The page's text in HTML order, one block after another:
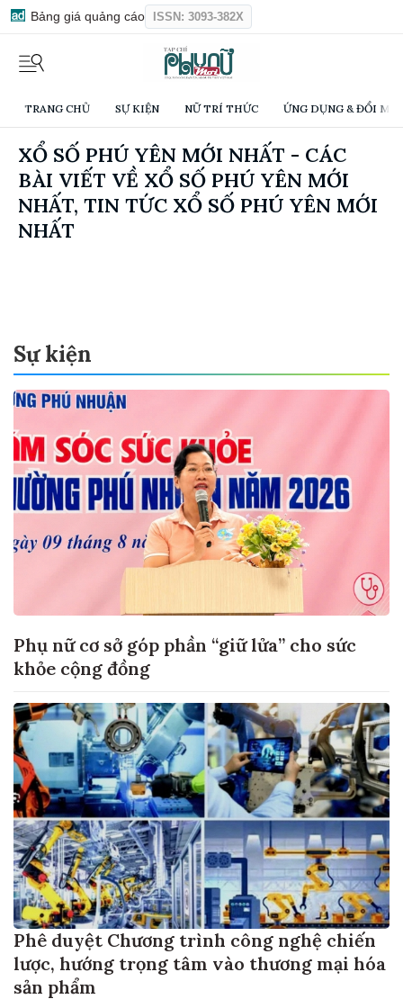
Bảng giá quảng cáo ISSN: 3093-382X
TRANG CHỦ SỰ KIỆN NỮ TRÍ THỨC ỨNG DỤNG & ĐỔI
XỔ SỐ PHÚ YÊN MỚI NHẤT - CÁC
BÀI VIẾT VỀ XỔ SỐ PHÚ YÊN MỚI
NHẤT, TIN TỨC XỔ SỐ PHÚ YÊN MỚI
NHẤT
Sự kiện
Phụ nữ cơ sở góp phần “giữ lửa” cho sức
khỏe cộng đồng
Phê duyệt Chương trình công nghệ chiến
lược, hướng trọng tâm vào thương mại hóa
sản phẩm